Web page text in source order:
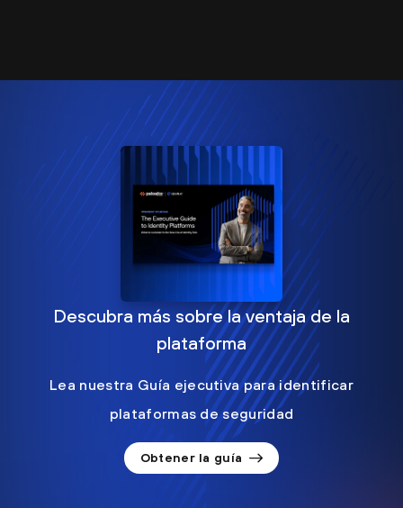
Descubra más sobre la ventaja de la
plataforma
Lea nuestra Guía ejecutiva para identificar
plataformas de seguridad
Obtener la guía